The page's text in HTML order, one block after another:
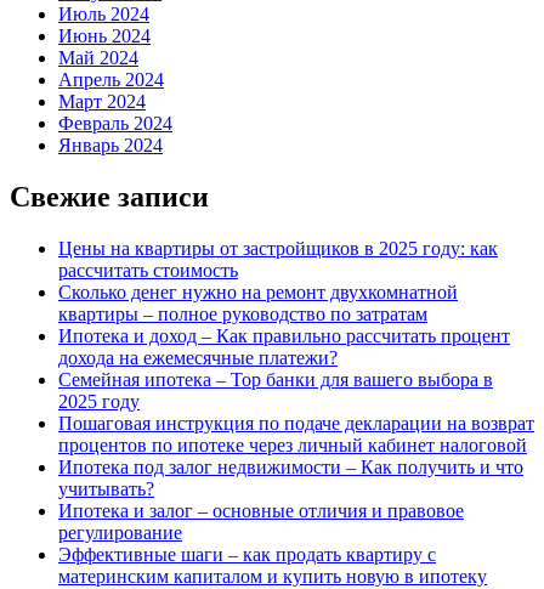
Июль 2024
Июнь 2024
Май 2024
Апрель 2024
Март 2024
Февраль 2024
Январь 2024
Свежие записи
Цены на квартиры от застройщиков в 2025 году: как
рассчитать стоимость
Сколько денег нужно на ремонт двухкомнатной
квартиры – полное руководство по затратам
Ипотека и доход – Как правильно рассчитать процент
дохода на ежемесячные платежи?
Семейная ипотека – Top банки для вашего выбора в
2025 году
Пошаговая инструкция по подаче декларации на возврат
процентов по ипотеке через личный кабинет налоговой
Ипотека под залог недвижимости – Как получить и что
учитывать?
Ипотека и залог – основные отличия и правовое
регулирование
Эффективные шаги – как продать квартиру с
материнским капиталом и купить новую в ипотеку